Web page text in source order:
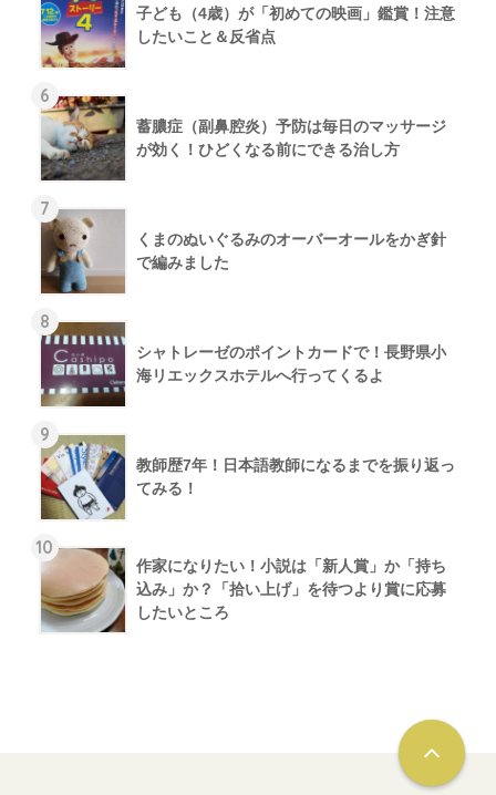
子ども（4歳）が「初めての映画」鑑賞！注意
したいこと＆反省点
6
蓄膿症（副鼻腔炎）予防は毎日のマッサージ
が効く！ひどくなる前にできる治し方
7
くまのぬいぐるみのオーバーオールをかぎ針
で編みました
8
シャトレーゼのポイントカードで！長野県小
海リエックスホテルへ行ってくるよ
9
教師歴7年！日本語教師になるまでを振り返っ
てみる！
10
作家になりたい！小説は「新人賞」か「持ち
込み」か？「拾い上げ」を待つより賞に応募
したいところ